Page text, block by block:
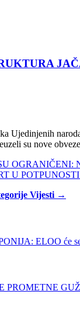
Ujedinjenih
su nove
OGRANIČENI:
U
Vijesti →
ELOO će